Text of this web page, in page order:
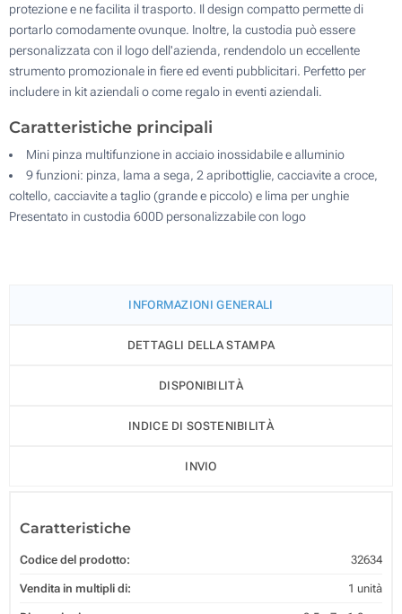
protezione e ne facilita il trasporto. Il design compatto permette di
portarlo comodamente ovunque. Inoltre, la custodia può essere
personalizzata con il logo dell'azienda, rendendolo un eccellente
strumento promozionale in fiere ed eventi pubblicitari. Perfetto per
includere in kit aziendali o come regalo in eventi aziendali.
Caratteristiche principali
Mini pinza multifunzione in acciaio inossidabile e alluminio
9 funzioni: pinza, lama a sega, 2 apribottiglie, cacciavite a croce,
coltello, cacciavite a taglio (grande e piccolo) e lima per unghie
Presentato in custodia 600D personalizzabile con logo
INFORMAZIONI GENERALI
DETTAGLI DELLA STAMPA
DISPONIBILITÀ
INDICE DI SOSTENIBILITÀ
INVIO
Caratteristiche
Codice del prodotto: 32634
Vendita in multipli di: 1 unità